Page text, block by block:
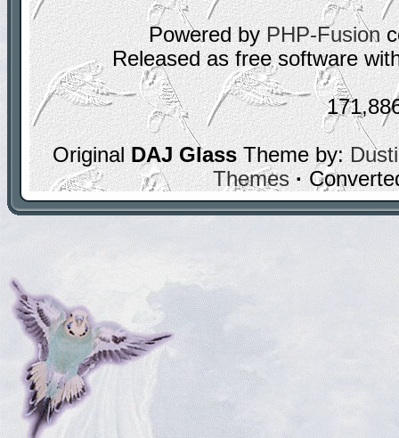
Powered byPHP-Fusion
Released as free software
OriginalDAJ GlassTheme by:
Themes ·